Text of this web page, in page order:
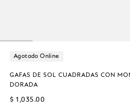
Agotado Online
GAFAS DE SOL CUADRADAS CON
DORADA
$ 1,035.00